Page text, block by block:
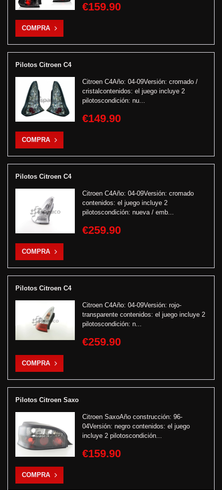
€159.90
COMPRA
Pilotos Citroen C4
Citroen C4Año: 04-09Versión: cromado /
cristalcontenidos: el juego incluye 2
pilotoscondición: nu...
€149.90
COMPRA
Pilotos Citroen C4
Citroen C4Año: 04-09Versión: cromado
contenidos: el juego incluye 2
pilotoscondición: nueva / emb...
€259.90
COMPRA
Pilotos Citroen C4
Citroen C4Año: 04-09Versión: rojo-
transparente contenidos: el juego incluye 2
pilotoscondición: n...
€259.90
COMPRA
Pilotos Citroen Saxo
Citroen SaxoAño construcción: 96-
04Versión: negro contenidos: el juego
incluye 2 pilotoscondición...
€159.90
COMPRA